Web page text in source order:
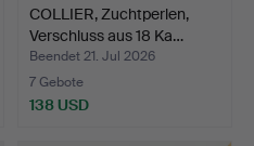
COLLIER, Zuchtperlen,
Verschluss aus 18 Ka…
Beendet 21. Jul 2026
7 Gebote
138 USD